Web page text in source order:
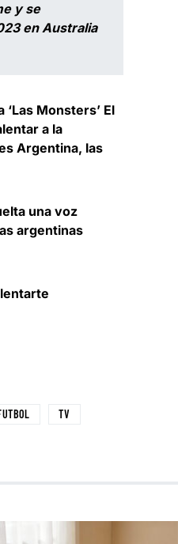
y se
en Australia
Monsters’ El
a la
Argentina, las
una voz
argentinas
TV